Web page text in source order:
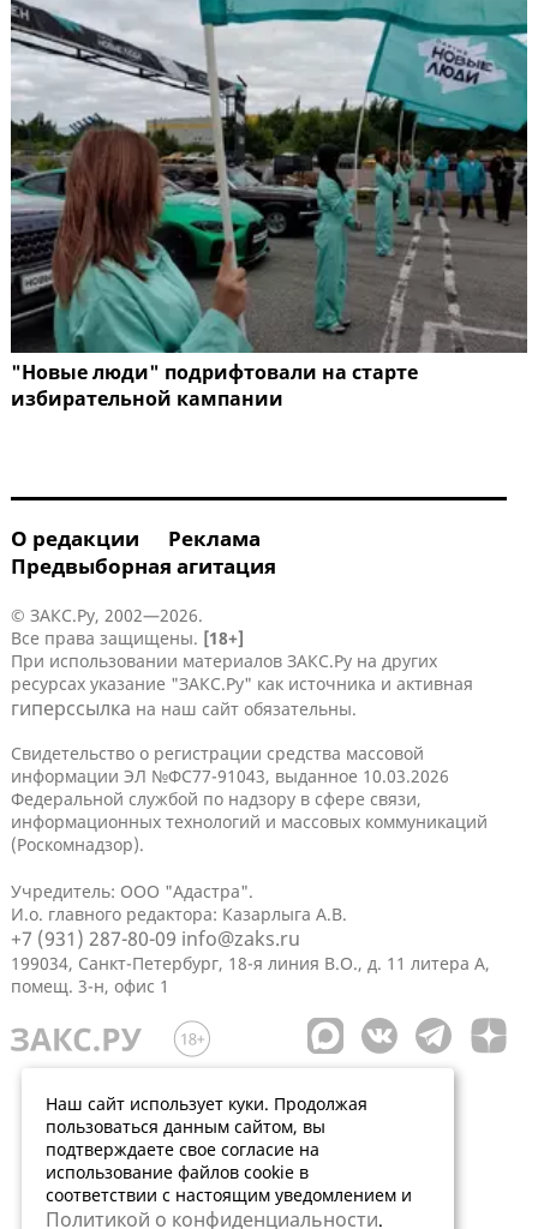
"Новые люди" подрифтовали на старте
избирательной кампании
О редакции
Реклама
Предвыборная агитация
© ЗАКС.Ру, 2002—2026.
Все права защищены. [18+]
При использовании материалов ЗАКС.Ру на других
ресурсах указание "ЗАКС.Ру" как источника и активная
гиперссылка на наш сайт обязательны.
Свидетельство о регистрации средства массовой
информации ЭЛ №ФС77-91043, выданное 10.03.2026
Федеральной службой по надзору в сфере связи,
информационных технологий и массовых коммуникаций
(Роскомнадзор).
Учредитель: ООО "Адастра".
И.о. главного редактора: Казарлыга А.В.
+7 (931) 287-80-09 info@zaks.ru
199034, Санкт-Петербург, 18-я линия В.О., д. 11 литера А,
помещ. 3-н, офис 1
Наш сайт использует куки. Продолжая
пользоваться данным сайтом, вы
подтверждаете свое согласие на
использование файлов cookie в
соответствии с настоящим уведомлением и
Политикой о конфиденциальности.